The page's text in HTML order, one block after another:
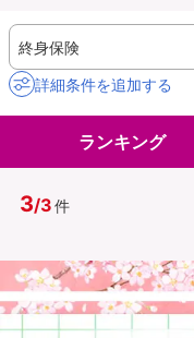
キャ
イオ
詳細条件を追加する
ランキング
3/3件